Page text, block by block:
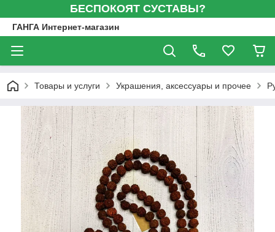
БЕСПОКОЯТ СУСТАВЫ?
ГАНГА Интернет-магазин
Товары и услуги Украшения, аксессуары и прочее